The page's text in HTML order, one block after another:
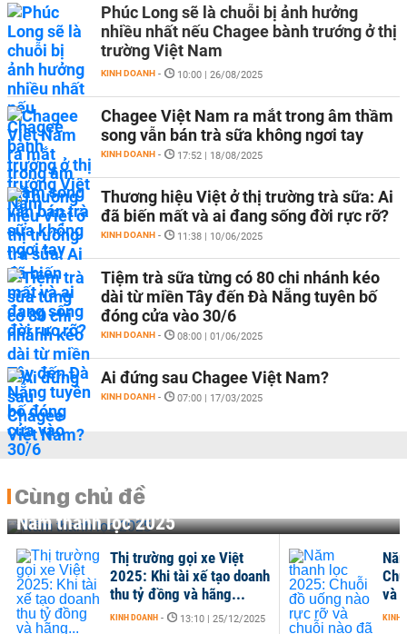
Phúc Long sẽ là chuỗi bị ảnh hưởng
nhiều nhất nếu Chagee bành trướng ở thị
trường Việt Nam
KINH DOANH - 10:00 | 26/08/2025
Chagee Việt Nam ra mắt trong âm thầm
song vẫn bán trà sữa không ngơi tay
KINH DOANH - 17:52 | 18/08/2025
Thương hiệu Việt ở thị trường trà sữa: Ai
đã biến mất và ai đang sống đời rực rỡ?
KINH DOANH - 11:38 | 10/06/2025
Tiệm trà sữa từng có 80 chi nhánh kéo
dài từ miền Tây đến Đà Nẵng tuyên bố
đóng cửa vào 30/6
KINH DOANH - 08:00 | 01/06/2025
Ai đứng sau Chagee Việt Nam?
KINH DOANH - 07:00 | 17/03/2025
Cùng chủ đề
Năm thanh lọc 2025
Thị trường gọi xe Việt
2025: Khi tài xế tạo doanh
thu tỷ đồng và hãng...
KINH DOANH - 13:10 | 25/12/2025
và
KINH